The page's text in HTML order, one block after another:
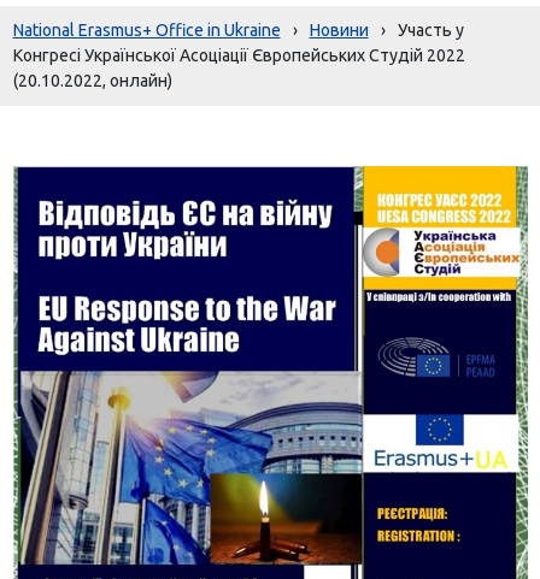
National Erasmus+ Office in Ukraine › Новини ›
Участь у
Конгресі Української Асоціації Європейських Студій 2022
(20.10.2022, онлайн)